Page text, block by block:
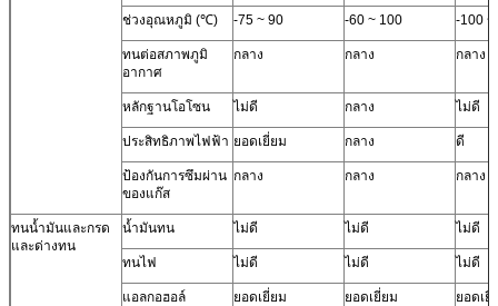
ช่วงอุณหภูมิ (℃) -75 ~ 90 -60 ~ 100 -100 ~
ทนต่อสภาพภูมิ
อากาศ
กลาง กลาง กลาง
หลักฐานโอโซน ไม่ดี กลาง ไม่ดี
ประสิทธิภาพไฟฟ้า ยอดเยี่ยม กลาง ดี
ป้องกันการซึมผ่าน
ของแก๊ส
กลาง กลาง กลาง
ทนน้ำมันและกรด
และด่างทน
น้ำมันทน ไม่ดี ไม่ดี ไม่ดี
ทนไฟ ไม่ดี ไม่ดี ไม่ดี
แอลกอฮอล์ ยอดเยี่ยม ยอดเยี่ยม ยอดเยี่